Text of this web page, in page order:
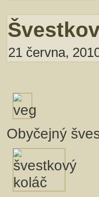
21 června,
Obyčejný